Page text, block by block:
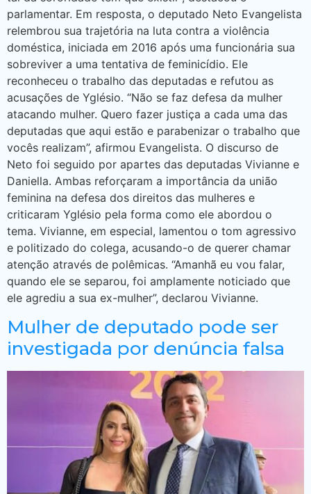
parlamentar. Em resposta, o deputado Neto Evangelista
relembrou sua trajetória na luta contra a violência
doméstica, iniciada em 2016 após uma funcionária sua
sobreviver a uma tentativa de feminicídio. Ele
reconheceu o trabalho das deputadas e refutou as
acusações de Yglésio. “Não se faz defesa da mulher
atacando mulher. Quero fazer justiça a cada uma das
deputadas que aqui estão e parabenizar o trabalho que
vocês realizam”, afirmou Evangelista. O discurso de
Neto foi seguido por apartes das deputadas Vivianne e
Daniella. Ambas reforçaram a importância da união
feminina na defesa dos direitos das mulheres e
criticaram Yglésio pela forma como ele abordou o
tema. Vivianne, em especial, lamentou o tom agressivo
e politizado do colega, acusando-o de querer chamar
atenção através de polêmicas. “Amanhã eu vou falar,
quando ele se separou, foi amplamente noticiado que
ele agrediu a sua ex-mulher”, declarou Vivianne.
Mulher de deputado pode ser
investigada por denúncia falsa